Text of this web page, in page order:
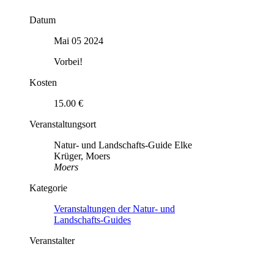
Datum
Mai 05 2024
Vorbei!
Kosten
15.00 €
Veranstaltungsort
Natur- und Landschafts-Guide Elke
Krüger, Moers
Moers
Kategorie
Veranstaltungen der Natur- und
Landschafts-Guides
Veranstalter